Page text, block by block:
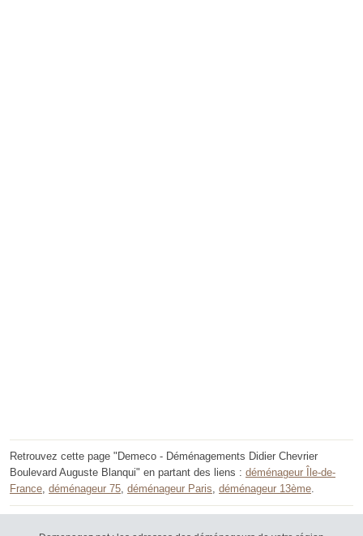
Retrouvez cette page "Demeco - Déménagements Didier Chevrier
Boulevard Auguste Blanqui" en partant des liens : déménageur Île-de-
France déménageur 75 déménageur Paris déménageur 13ème